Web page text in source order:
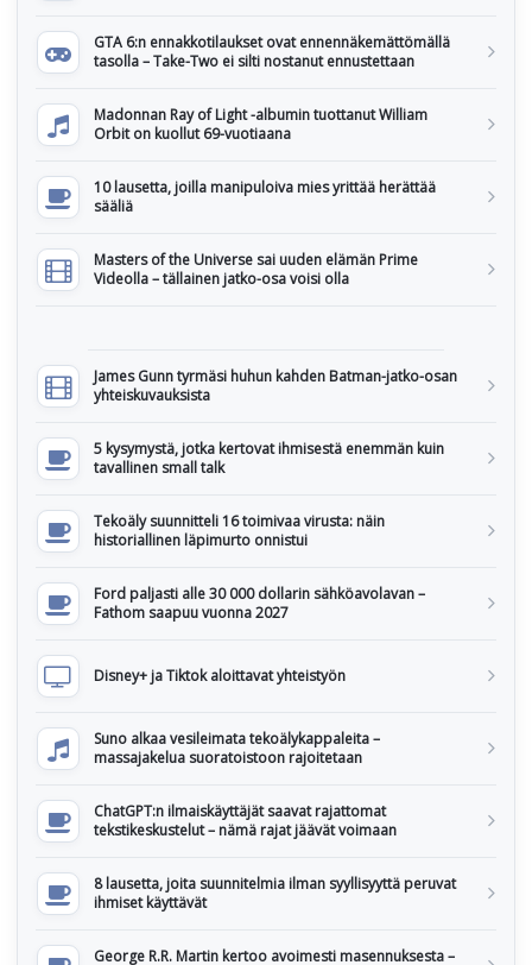
GTA 6:n ennakkotilaukset ovat ennennäkemättömällä
tasolla – Take-Two ei silti nostanut ennustettaan
Madonnan Ray of Light -albumin tuottanut William
Orbit on kuollut 69-vuotiaana
10 lausetta, joilla manipuloiva mies yrittää herättää
sääliä
Masters of the Universe sai uuden elämän Prime
Videolla – tällainen jatko-osa voisi olla
James Gunn tyrmäsi huhun kahden Batman-jatko-osan
yhteiskuvauksista
5 kysymystä, jotka kertovat ihmisestä enemmän kuin
tavallinen small talk
Tekoäly suunnitteli 16 toimivaa virusta: näin
historiallinen läpimurto onnistui
Ford paljasti alle 30 000 dollarin sähköavolavan –
Fathom saapuu vuonna 2027
Disney+ ja Tiktok aloittavat yhteistyön
Suno alkaa vesileimata tekoälykappaleita –
massajakelua suoratoistoon rajoitetaan
ChatGPT:n ilmaiskäyttäjät saavat rajattomat
tekstikeskustelut – nämä rajat jäävät voimaan
8 lausetta, joita suunnitelmia ilman syyllisyyttä peruvat
ihmiset käyttävät
George R.R. Martin kertoo avoimesti masennuksesta –